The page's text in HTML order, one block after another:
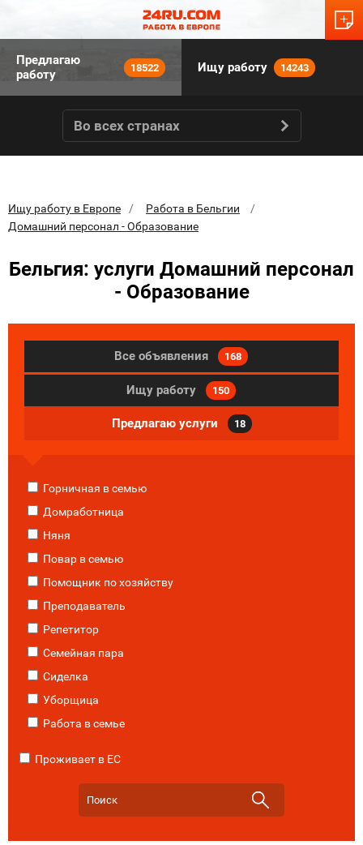
Предлагаю
работу
18522 Ищу работу 14243
Во всех странах
Ищу работу в Европе
Работа в Бельгии
Домашний персонал - Образование
Бельгия: услуги Домашний персонал
- Образование
Все объявления 168
Ищу работу 150
Предлагаю услуги 18
Горничная в семью
Домработница
Няня
Повар в семью
Помощник по хозяйству
Преподаватель
Репетитор
Семейная пара
Сиделка
Уборщица
Работа в семье
Проживает в ЕС